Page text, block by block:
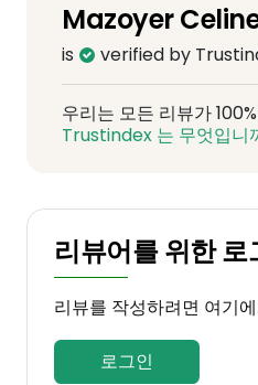
Mazoyer
is verified by
우리는 모든 리뷰가
Trustindex 는 무엇입니
리뷰어를 위한 로
리뷰를 작성하려면 여기
로그인